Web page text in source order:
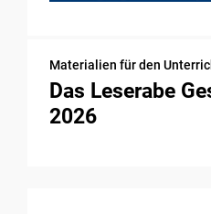
Materialien für den
Das Leserabe
2026